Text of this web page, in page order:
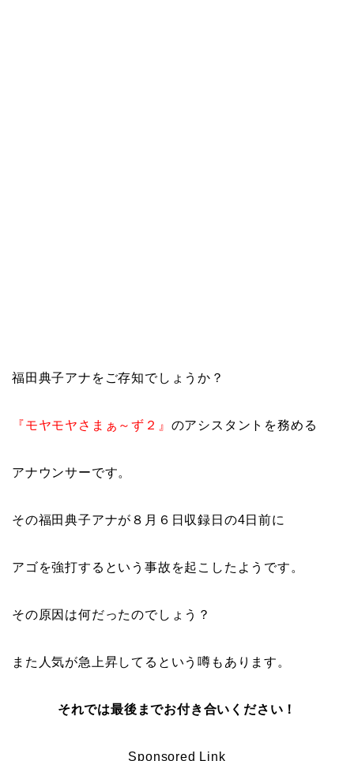
福田典子アナをご存知でしょうか？
『モヤモヤさまぁ～ず２』 のアシスタントを務める
アナウンサーです。
その福田典子アナが８月６日収録日の4日前に
アゴを強打するという事故を起こしたようです。
その原因は何だったのでしょう？
また人気が急上昇してるという噂もあります。
それでは最後までお付き合いください！
Sponsored Link